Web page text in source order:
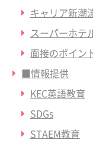
キャリア新潮
スーパーホテ
面接のポイン
■情報提供
KEC英語教育
SDGs
STAEM教育